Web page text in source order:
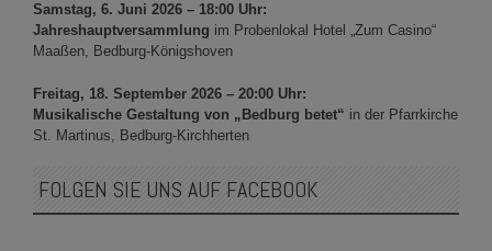
Samstag, 6. Juni 2026 – 18:00 Uhr:
Jahreshauptversammlung im Probenlokal Hotel „Zum Casino“
Maaßen, Bedburg-Königshoven
Freitag, 18. September 2026 – 20:00 Uhr:
Musikalische Gestaltung von „Bedburg betet“ in der Pfarrkirche
St. Martinus, Bedburg-Kirchherten
FOLGEN SIE UNS AUF FACEBOOK